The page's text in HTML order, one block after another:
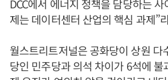
DCC에서 에너지 정책을 담당하는
제는 데이터센터 산업의 핵심 과제”
월스트리트저널은 공화당이 상원 다
당인 민주당과 의석 차이가 6석에